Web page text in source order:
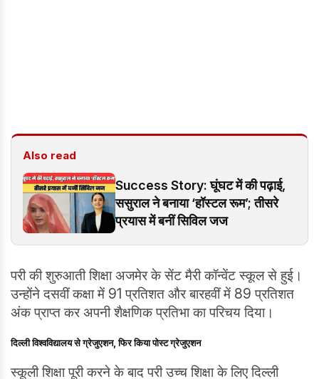
Also read
Success Story: घूंघट में की पढ़ाई,
ससुराल ने बनाया ‘हॉस्टल रूम’; तीसरे
प्रयास में बनीं सिविल जज
परी की शुरुआती शिक्षा अजमेर के सेंट मैरी कॉन्वेंट स्कूल से हुई।
उन्होंने दसवीं कक्षा में 91 प्रतिशत और बारहवीं में 89 प्रतिशत
अंक प्राप्त कर अपनी शैक्षणिक प्रतिभा का परिचय दिया।
दिल्ली विश्वविद्यालय से ग्रेजुएशन, फिर किया पोस्ट ग्रेजुएशन
स्कूली शिक्षा पूरी करने के बाद परी उच्च शिक्षा के लिए दिल्ली